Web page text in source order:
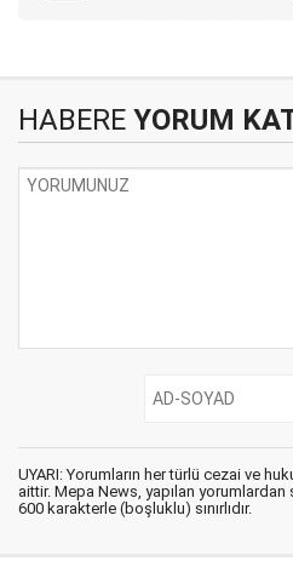
HABERE YORUM
UYARI: Yorumların her türlü cezai ve
aittir. Mepa News, yapılan
600 karakterle (boşluklu) sınırlıdır.